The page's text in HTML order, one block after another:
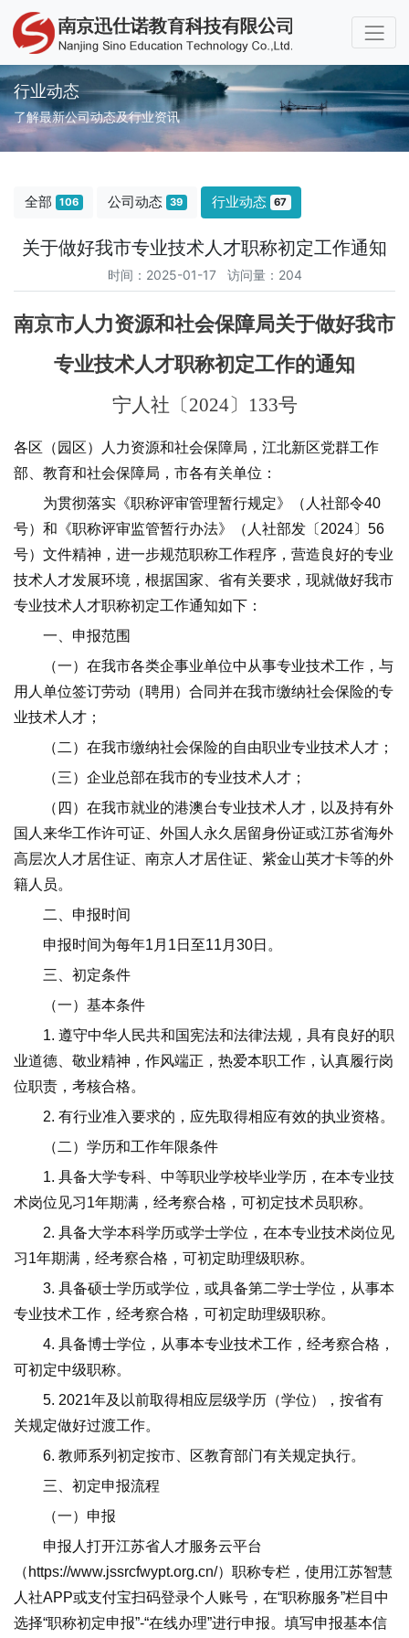
行业动态
了解最新公司动态及行业资讯
全部 106 公司动态 39 行业动态 67
关于做好我市专业技术人才职称初定工作通知
时间：2025-01-17 访问量：204
南京市人力资源和社会保障局关于做好我市
专业技术人才职称初定工作的通知
宁人社〔2024〕133号
各区（园区）人力资源和社会保障局，江北新区党群工作
部、教育和社会保障局，市各有关单位：
为贯彻落实《职称评审管理暂行规定》（人社部令40
号）和《职称评审监管暂行办法》（人社部发〔2024〕56
号）文件精神，进一步规范职称工作程序，营造良好的专业
技术人才发展环境，根据国家、省有关要求，现就做好我市
专业技术人才职称初定工作通知如下：
一、申报范围
（一）在我市各类企事业单位中从事专业技术工作，与
用人单位签订劳动（聘用）合同并在我市缴纳社会保险的专
业技术人才；
（二）在我市缴纳社会保险的自由职业专业技术人才；
（三）企业总部在我市的专业技术人才；
（四）在我市就业的港澳台专业技术人才，以及持有外
国人来华工作许可证、外国人永久居留身份证或江苏省海外
高层次人才居住证、南京人才居住证、紫金山英才卡等的外
籍人员。
二、申报时间
申报时间为每年1月1日至11月30日。
三、初定条件
（一）基本条件
1. 遵守中华人民共和国宪法和法律法规，具有良好的职
业道德、敬业精神，作风端正，热爱本职工作，认真履行岗
位职责，考核合格。
2. 有行业准入要求的，应先取得相应有效的执业资格。
（二）学历和工作年限条件
1. 具备大学专科、中等职业学校毕业学历，在本专业技
术岗位见习1年期满，经考察合格，可初定技术员职称。
2. 具备大学本科学历或学士学位，在本专业技术岗位见
习1年期满，经考察合格，可初定助理级职称。
3. 具备硕士学历或学位，或具备第二学士学位，从事本
专业技术工作，经考察合格，可初定助理级职称。
4. 具备博士学位，从事本专业技术工作，经考察合格，
可初定中级职称。
5. 2021年及以前取得相应层级学历（学位），按省有
关规定做好过渡工作。
6. 教师系列初定按市、区教育部门有关规定执行。
三、初定申报流程
（一）申报
申报人打开江苏省人才服务云平台
（https://www.jssrcfwypt.org.cn/）职称专栏，使用江苏智慧
人社APP或支付宝扫码登录个人账号，在“职称服务”栏目中
选择“职称初定申报”-“在线办理”进行申报。填写申报基本信